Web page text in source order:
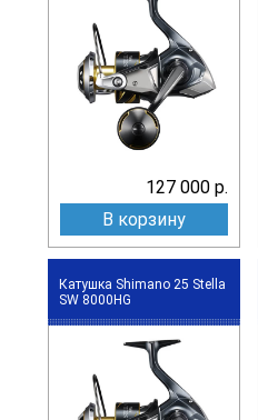
127 000 р.
В корзину
Катушка Shimano 25 Stella
SW 8000HG